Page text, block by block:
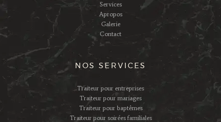
Services
Apropos
Galerie
Contact
NOS SERVICES
Traiteur pour entreprises
Traiteur pour mariages
Traiteur pour baptêmes
Traiteur pour soirées familiales